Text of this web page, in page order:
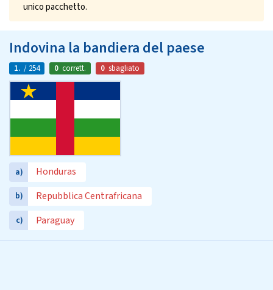
unico pacchetto.
Indovina la bandiera del paese
1. / 254 0 corrett. 0 sbagliato
a) Honduras
b) Repubblica Centrafricana
c) Paraguay